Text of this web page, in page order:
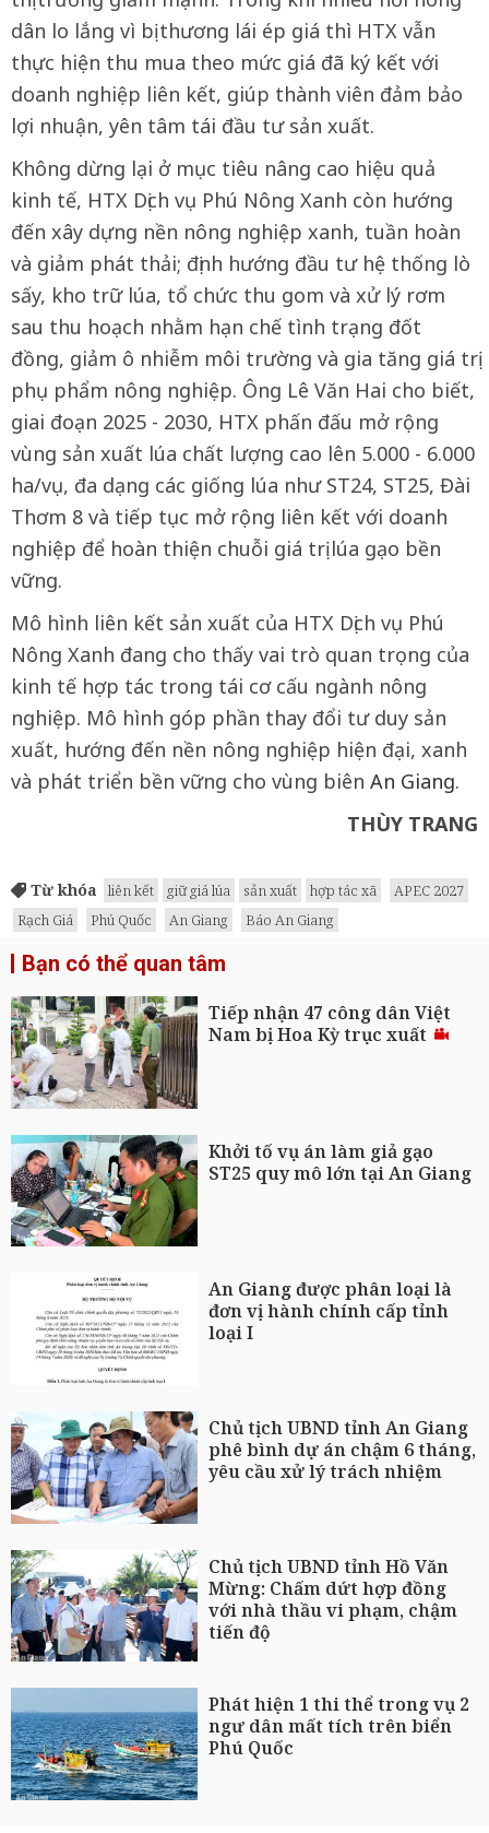
dân lo lắng vì bị thương lái ép giá thì HTX vẫn
thực hiện thu mua theo mức giá đã ký kết với
doanh nghiệp liên kết, giúp thành viên đảm bảo
lợi nhuận, yên tâm tái đầu tư sản xuất.
Không dừng lại ở mục tiêu nâng cao hiệu quả
kinh tế, HTX Dịch vụ Phú Nông Xanh còn hướng
đến xây dựng nền nông nghiệp xanh, tuần hoàn
và giảm phát thải; định hướng đầu tư hệ thống lò
sấy, kho trữ lúa, tổ chức thu gom và xử lý rơm
sau thu hoạch nhằm hạn chế tình trạng đốt
đồng, giảm ô nhiễm môi trường và gia tăng giá trị
phụ phẩm nông nghiệp. Ông Lê Văn Hai cho biết,
giai đoạn 2025 - 2030, HTX phấn đấu mở rộng
vùng sản xuất lúa chất lượng cao lên 5.000 - 6.000
ha/vụ, đa dạng các giống lúa như ST24, ST25, Đài
Thơm 8 và tiếp tục mở rộng liên kết với doanh
nghiệp để hoàn thiện chuỗi giá trị lúa gạo bền
vững.
Mô hình liên kết sản xuất của HTX Dịch vụ Phú
Nông Xanh đang cho thấy vai trò quan trọng của
kinh tế hợp tác trong tái cơ cấu ngành nông
nghiệp. Mô hình góp phần thay đổi tư duy sản
xuất, hướng đến nền nông nghiệp hiện đại, xanh
và phát triển bền vững cho vùng biên An Giang.
THÙY TRANG
Từ khóa liên kết giữ giá lúa sản xuất hợp tác xã
APEC 2027
Rạch Giá
Phú Quốc An Giang Báo An Giang
Bạn có thể quan tâm
Tiếp nhận 47 công dân Việt
Nam bị Hoa Kỳ trục xuất
Khởi tố vụ án làm giả gạo
ST25 quy mô lớn tại An Giang
An Giang được phân loại là
đơn vị hành chính cấp tỉnh
loại I
Chủ tịch UBND tỉnh An Giang
phê bình dự án chậm 6 tháng,
yêu cầu xử lý trách nhiệm
Chủ tịch UBND tỉnh Hồ Văn
Mừng: Chấm dứt hợp đồng
với nhà thầu vi phạm, chậm
tiến độ
Phát hiện 1 thi thể trong vụ 2
ngư dân mất tích trên biển
Phú Quốc